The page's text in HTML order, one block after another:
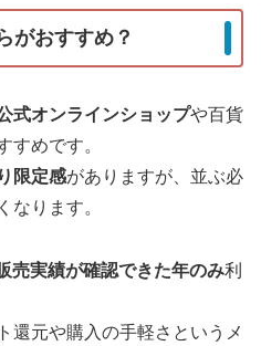
がおすすめ？
式オンラインショップや百貨
すめです。
限定感がありますが、並ぶ必
なります。
売実績が確認できた年のみ利
還元や購入の手軽さというメ